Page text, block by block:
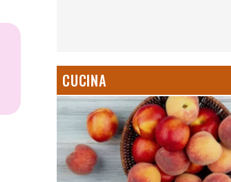
CUCINA